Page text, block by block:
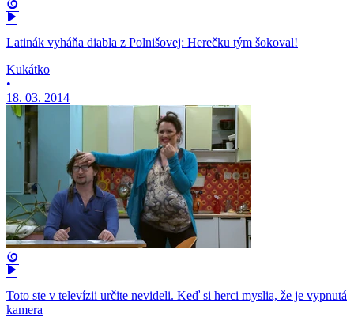
Latinák vyháňa diabla z Polnišovej: Herečku tým šokoval!
Kukátko
•
18. 03. 2014
Toto ste v televízii určite nevideli. Keď si herci myslia, že je vypnutá
kamera